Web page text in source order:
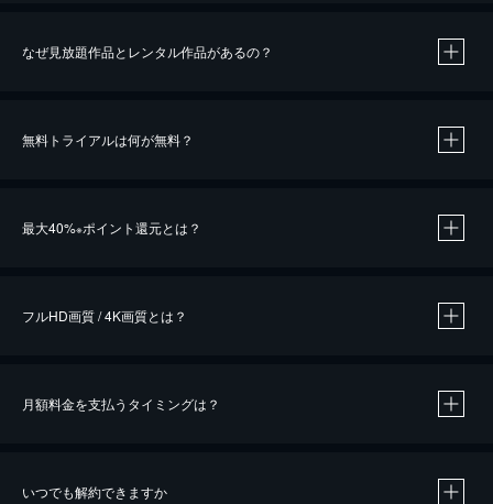
なぜ見放題作品とレンタル作品があるの？
無料トライアルは何が無料？
最大40%※ポイント還元とは？
※40％ポイント還元の対象は、クレジットカード決済による作品の購入 / レンタルです。
iOSアプリのUコイン決済による作品の購入 / レンタルは、20％のポイント還元です。
フルHD画質 / 4K画質とは？
月額料金を支払うタイミングは？
いつでも解約できますか